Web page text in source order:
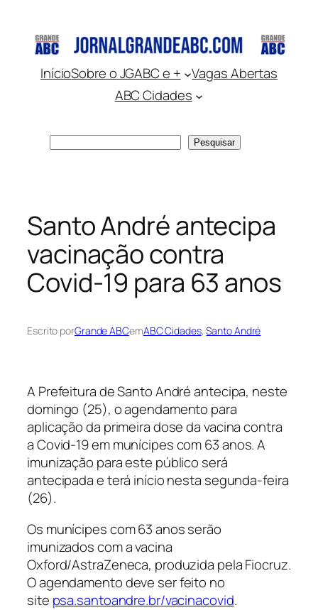
conteúdo
InícioSobre o JGABC e +
Vagas Abertas
ABC Cidades
Pesquisar
Santo André antecipa
vacinação contra
Covid-19 para 63 anos
Escrito porGrande ABCemABC Cidades, Santo André
A Prefeitura de Santo André antecipa, neste
domingo (25), o agendamento para
aplicação da primeira dose da vacina contra
a Covid-19 em munícipes com 63 anos. A
imunização para este público será
antecipada e terá início nesta segunda-feira
(26).
Os munícipes com 63 anos serão
imunizados com a vacina
Oxford/AstraZeneca, produzida pela Fiocruz.
O agendamento deve ser feito no
site psa.santoandre.br/vacinacovid.